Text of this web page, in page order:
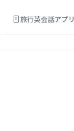
旅行英会話アプリ